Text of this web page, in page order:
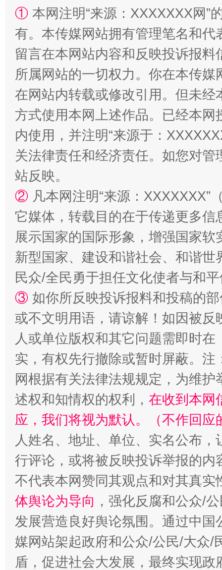
解纷+调解+退费，一次搞定
站台名比不上好声名
漫山遍野的桃花与雪山、麦地、白藏房 除
招工难、用工荒背后
① 本网注明“来源：XXXXXXX网”
有。本传媒网站拥有管理笔名和
留言在本网站内容和反映投诉报
所属网站的一切权力。你在本传
在网站内转载或修改引用。但未
方式使用本网上述作品。已经本
内使用，并注明“来源于：
关法律责任和经济责任。如您对
站反映。
② 凡本网注明“来源：
它媒体，转载目的在于传递更多
展示国家的国际形象，增强国家
新型国家、建设和谐社会、和谐
民众/全民勇于担任文化使者与和
③ 如你所反映投诉报料和投稿的
或不文明用语，请谅解！如因被
人或单位版权和其它问题需即时在
实，有权先行撤除或暂时屏蔽。
网根据有关法律法规规定，为维
述权和知情权的权利， 在收到本网
应，我们将视为默认。（不作回应
人姓名、地址、单位、实名公布
行评论，或将被反映投诉举报的
不代表本网赞同其观点和对其真实
体舆论为导向 ，强化反腐和公众/
发展营造良好舆论氛围。通过中
媒网站架起政府和公众/公民/大众/
盾，促进社会大发展，最终实现